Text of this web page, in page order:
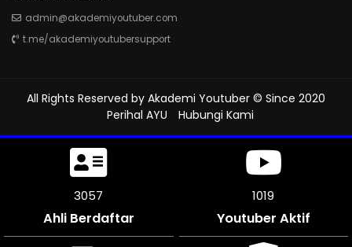
admin@akademiyoutuber.com
t.me/akademiyoutubersupport
All Rights Reserved by Akademi Youtuber © Since 2020
Perihal AYU
Hubungi Kami
3381
Ahli Berdaftar
1127
Youtuber Aktif